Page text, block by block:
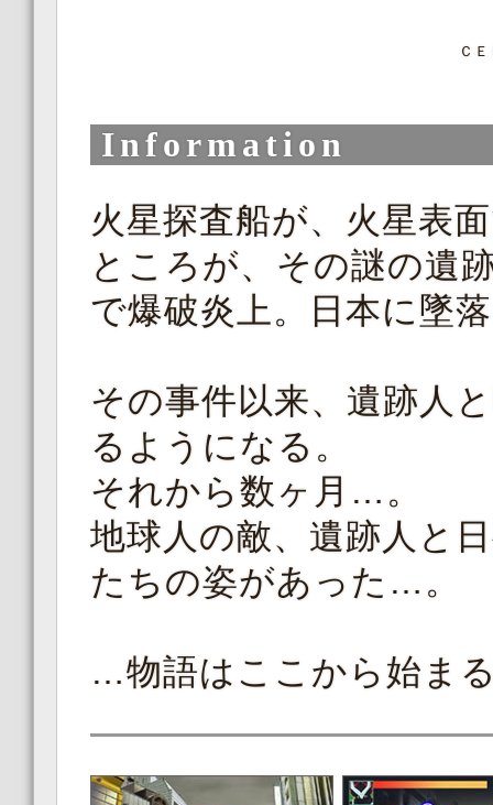
Ｃ
Information
火星探査船が、火星表
ところが、その謎の遺
で爆破炎上。日本に墜
その事件以来、遺跡人
るようになる。
それから数ヶ月…。
地球人の敵、遺跡人と
たちの姿があった…。
…物語はここから始ま